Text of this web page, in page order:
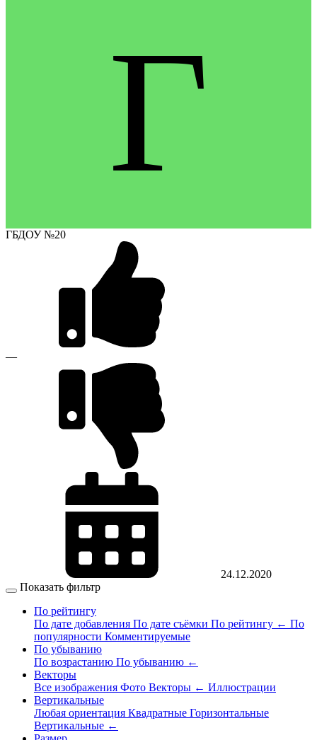
Г
ГБДОУ №20
—
24.12.2020
Показать фильтр
По рейтингу
По дате добавления По дате съёмки По рейтингу ← По
популярности Комментируемые
По убыванию
По возрастанию По убыванию ←
Векторы
Все изображения Фото Векторы ← Иллюстрации
Вертикальные
Любая ориентация Квадратные Горизонтальные
Вертикальные ←